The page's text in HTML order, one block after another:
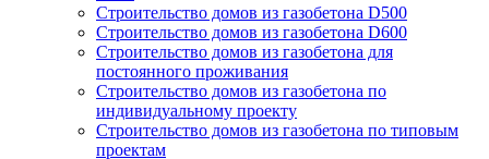
Строительство домов из газобетона D500
Строительство домов из газобетона D600
Строительство домов из газобетона для
постоянного проживания
Строительство домов из газобетона по
индивидуальному проекту
Строительство домов из газобетона по типовым
проектам